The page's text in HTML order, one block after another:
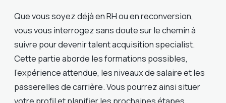
Que vous soyez déjà en RH ou en reconversion,
vous vous interrogez sans doute sur le chemin à
suivre pour devenir talent acquisition specialist.
Cette partie aborde les formations possibles,
l’expérience attendue, les niveaux de salaire et les
passerelles de carrière. Vous pourrez ainsi situer